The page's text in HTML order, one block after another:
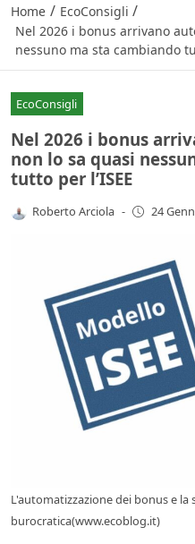
Home / EcoConsigli /
Nel 2026 i bonus arrivano
nessuno ma sta cambiando
EcoConsigli
Nel 2026 i bonus
non lo sa quasi
tutto per l’ISEE
Roberto Arciola - 24
L'automatizzazione dei bonus e la
burocratica(www.ecoblog.it)